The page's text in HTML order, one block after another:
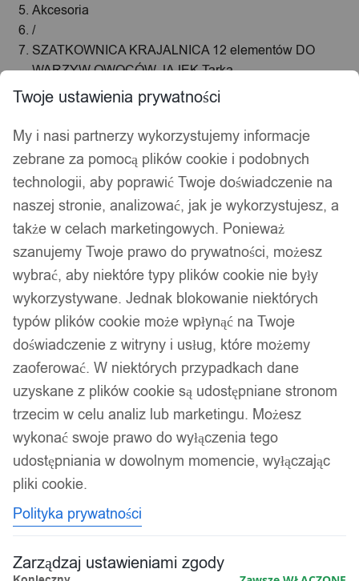
Akcesoria
/
SZATKOWNICA KRAJALNICA 12 elementów DO
WARZYW OWOCÓW JAJEK Tarka
SZATKOWNICA
KRAJALNICA 12 elementów
DO WARZYW OWOCÓW
JAJEK Tarka
Twoje ustawienia prywatności
My i nasi partnerzy wykorzystujemy informacje
zebrane za pomocą plików cookie i podobnych
technologii, aby poprawić Twoje doświadczenie na
naszej stronie, analizować, jak je wykorzystujesz, a
także w celach marketingowych. Ponieważ
szanujemy Twoje prawo do prywatności, możesz
wybrać, aby niektóre typy plików cookie nie były
wykorzystywane. Jednak blokowanie niektórych
typów plików cookie może wpłynąć na Twoje
doświadczenie z witryny i usług, które możemy
zaoferować. W niektórych przypadkach dane
uzyskane z plików cookie są udostępniane stronom
trzecim w celu analiz lub marketingu. Możesz
wykonać swoje prawo do wyłączenia tego
udostępniania w dowolnym momencie, wyłączając
pliki cookie.
Polityka prywatności
Zarządzaj ustawieniami zgody